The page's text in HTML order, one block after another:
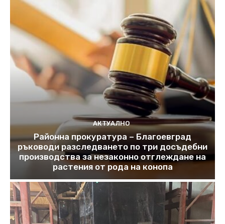
АКТУАЛНО
Районна прокуратура – Благоевград
ръководи разследването по три досъдебни
производства за незаконно отглеждане на
растения от рода на конопа